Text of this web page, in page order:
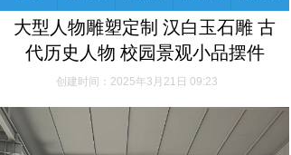
大型人物雕塑定制 汉白玉石雕 古
代历史人物 校园景观小品摆件
创建时间： 2025年3月21日 09:23